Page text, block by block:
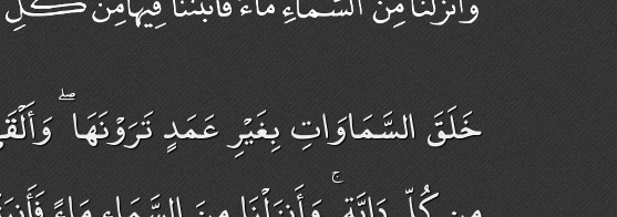
خَلَقَ السَّمَاوَاتِ بِغَيْرِ عَمَدٍ تَرَوْنَهَا